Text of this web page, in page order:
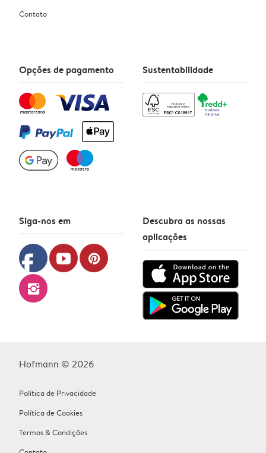
Contato
Opções de pagamento Sustentabilidade
Siga-nos em
facebook youtube pinterest
instagram
Descubra as nossas
aplicações
Hofmann © 2026
Política de Privacidade
Política de Cookies
Termos & Condições